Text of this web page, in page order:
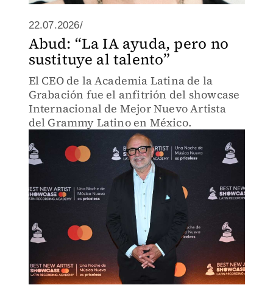
22.07.2026/
Abud: “La IA ayuda, pero no
sustituye al talento”
El CEO de la Academia Latina de la
Grabación fue el anfitrión del showcase
Internacional de Mejor Nuevo Artista
del Grammy Latino en México.